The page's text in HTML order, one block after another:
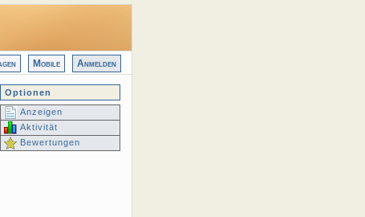
Mobile Anmelden
Optionen
Anzeigen
Aktivität
Bewertungen